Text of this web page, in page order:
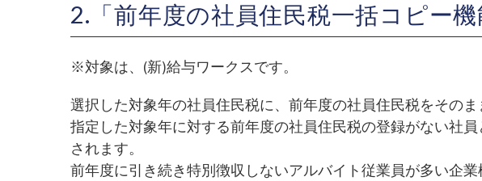
2.「前年度の社員住民税一括コピー
※対象は、(新)給与ワークスです。
選択した対象年の社員住民税に、前年度の社員住民税をそのま
指定した対象年に対する前年度の社員住民税の登録がない社
されます。
前年度に引き続き特別徴収しないアルバイト従業員が多い企